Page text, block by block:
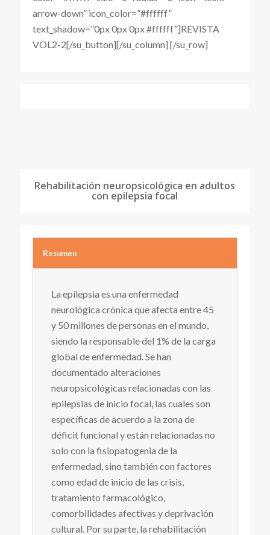
arrow-down” icon_color=”#ffffff”
text_shadow=”0px 0px 0px #ffffff”]REVISTA
VOL2-2[/su_button][/su_column] [/su_row]
Rehabilitación neuropsicológica en adultos
con epilepsia focal
Resumen
La epilepsia es una enfermedad
neurológica crónica que afecta entre 45
y 50 millones de personas en el mundo,
siendo la responsable del 1% de la carga
global de enfermedad. Se han
documentado alteraciones
neuropsicológicas relacionadas con las
epilepsias de inicio focal, las cuales son
específicas de acuerdo a la zona de
déficit funcional y están relacionadas no
solo con la fisiopatogenia de la
enfermedad, sino también con factores
como edad de inicio de las crisis,
tratamiento farmacológico,
comorbilidades afectivas y deprivación
cultural. Por su parte, la rehabilitación